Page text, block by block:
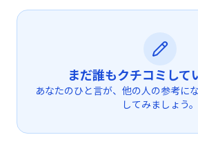
まだ誰もクチコミして
あなたのひと言が、他の人の参考に
してみましょう。